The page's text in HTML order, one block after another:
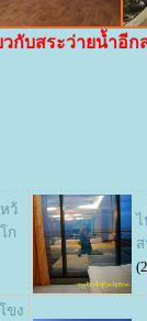
กับสระว่ายน้ำ
ว้
ก
ขง